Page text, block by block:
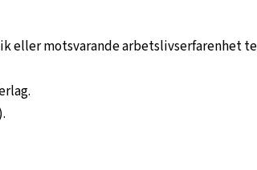
eller motsvarande arbetslivserfarenhet